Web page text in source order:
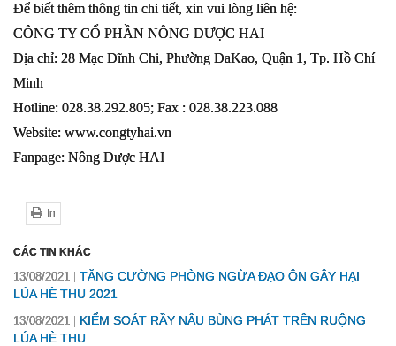
Để biết thêm thông tin chi tiết, xin vui lòng liên hệ:
CÔNG TY CỔ PHẦN NÔNG DƯỢC HAI
Địa chỉ: 28 Mạc Đĩnh Chi, Phường ĐaKao, Quận 1, Tp. Hồ Chí
Minh
Hotline: 028.38.292.805; Fax : 028.38.223.088
Website: www.congtyhai.vn
Fanpage: Nông Dược HAI
In
CÁC TIN KHÁC
13/08/2021
TĂNG CƯỜNG PHÒNG NGỪA ĐẠO ÔN GÂY HẠI
LÚA HÈ THU 2021
13/08/2021
KIỂM SOÁT RẦY NÂU BÙNG PHÁT TRÊN RUỘNG
LÚA HÈ THU